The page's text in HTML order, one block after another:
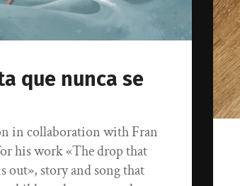
que nunca se
in collaboration with Fran
his work «The drop that
out», story and song that